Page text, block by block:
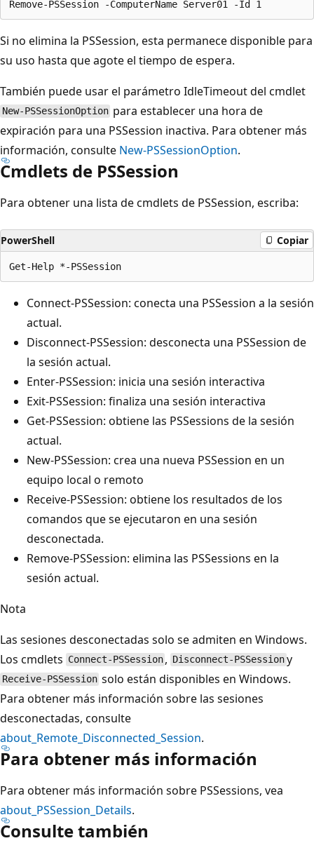
Si no elimina la PSSession, esta permanece disponible para
su uso hasta que agote el tiempo de espera.
También puede usar el parámetro IdleTimeout del cmdlet
New-PSSessionOption para establecer una hora de
expiración para una PSSession inactiva. Para obtener más
información, consulte New-PSSessionOption.
Cmdlets de PSSession
Para obtener una lista de cmdlets de PSSession, escriba:
PowerShell Copiar
Connect-PSSession: conecta una PSSession a la sesión
actual.
Disconnect-PSSession: desconecta una PSSession de
la sesión actual.
Enter-PSSession: inicia una sesión interactiva
Exit-PSSession: finaliza una sesión interactiva
Get-PSSession: obtiene las PSSessions de la sesión
actual.
New-PSSession: crea una nueva PSSession en un
equipo local o remoto
Receive-PSSession: obtiene los resultados de los
comandos que se ejecutaron en una sesión
desconectada.
Remove-PSSession: elimina las PSSessions en la
sesión actual.
Nota
Las sesiones desconectadas solo se admiten en Windows.
Los cmdlets Connect-PSSession , Disconnect-PSSessiony
Receive-PSSession solo están disponibles en Windows.
Para obtener más información sobre las sesiones
desconectadas, consulte
about_Remote_Disconnected_Session.
Para obtener más información
Para obtener más información sobre PSSessions, vea
about_PSSession_Details.
Consulte también